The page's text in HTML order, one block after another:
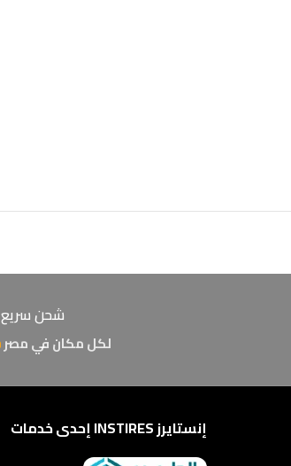
شحن سريع
لكل مكان في مصر
إنستايرز INSTIRES إحدى خدمات